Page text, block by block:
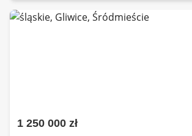
1 250 000 zł